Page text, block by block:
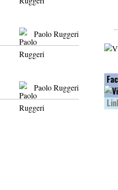
Paolo Ruggeri
Paolo Ruggeri